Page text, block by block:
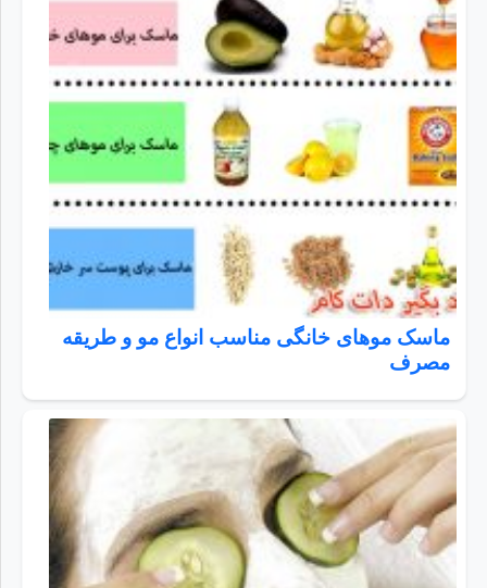
ماسک موهای خانگی مناسب انواع مو و طریقه
مصرف